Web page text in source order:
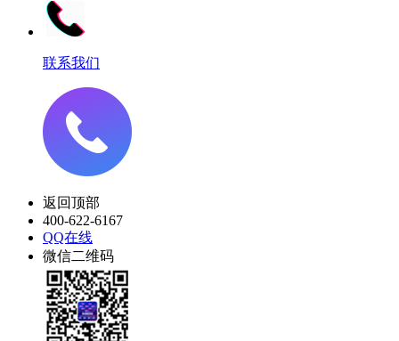
联系我们
返回顶部
400-622-6167
QQ在线
微信二维码